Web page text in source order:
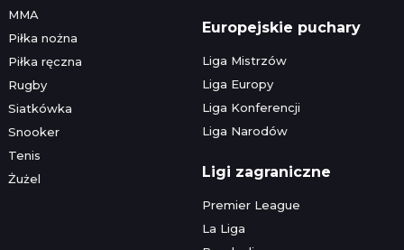
MMA
Piłka nożna
Piłka ręczna
Rugby
Siatkówka
Snooker
Tenis
Żużel
Europejskie puchary
Liga Mistrzów
Liga Europy
Liga Konferencji
Liga Narodów
Ligi zagraniczne
Premier League
La Liga